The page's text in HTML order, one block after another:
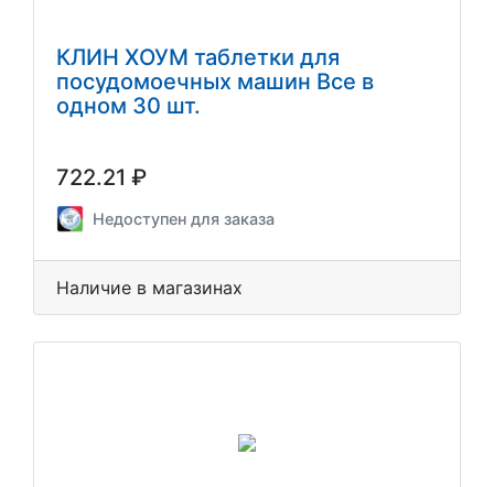
КЛИН ХОУМ таблетки для
посудомоечных машин Все в
одном 30 шт.
722.21 ₽
Недоступен для заказа
Наличие в магазинах